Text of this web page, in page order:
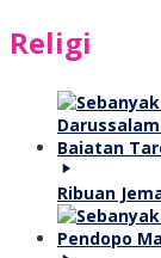
Religi
Ribuan